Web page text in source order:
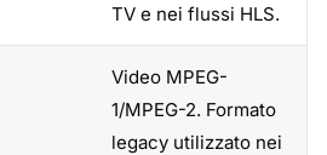
TV e nei flussi HLS.
Video MPEG-
1/MPEG-2. Formato
legacy utilizzato nei